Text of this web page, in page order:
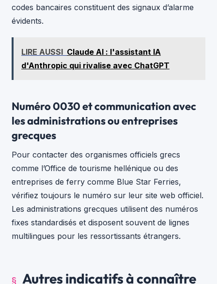
codes bancaires constituent des signaux d’alarme
évidents.
LIRE AUSSI Claude AI : l'assistant IA
d'Anthropic qui rivalise avec ChatGPT
Numéro 0030 et communication avec
les administrations ou entreprises
grecques
Pour contacter des organismes officiels grecs
comme l’Office de tourisme hellénique ou des
entreprises de ferry comme Blue Star Ferries,
vérifiez toujours le numéro sur leur site web officiel.
Les administrations grecques utilisent des numéros
fixes standardisés et disposent souvent de lignes
multilingues pour les ressortissants étrangers.
Autres indicatifs à connaître